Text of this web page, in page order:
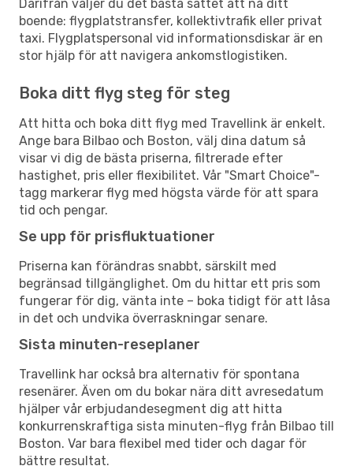
Därifrån väljer du det bästa sättet att nå ditt
boende: flygplatstransfer, kollektivtrafik eller privat
taxi. Flygplatspersonal vid informationsdiskar är en
stor hjälp för att navigera ankomstlogistiken.
Boka ditt flyg steg för steg
Att hitta och boka ditt flyg med Travellink är enkelt.
Ange bara Bilbao och Boston, välj dina datum så
visar vi dig de bästa priserna, filtrerade efter
hastighet, pris eller flexibilitet. Vår "Smart Choice"-
tagg markerar flyg med högsta värde för att spara
tid och pengar.
Se upp för prisfluktuationer
Priserna kan förändras snabbt, särskilt med
begränsad tillgänglighet. Om du hittar ett pris som
fungerar för dig, vänta inte – boka tidigt för att låsa
in det och undvika överraskningar senare.
Sista minuten-reseplaner
Travellink har också bra alternativ för spontana
resenärer. Även om du bokar nära ditt avresedatum
hjälper vår erbjudandesegment dig att hitta
konkurrenskraftiga sista minuten-flyg från Bilbao till
Boston. Var bara flexibel med tider och dagar för
bättre resultat.